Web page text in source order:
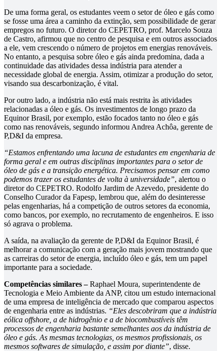
De uma forma geral, os estudantes veem o setor de óleo e gás como
se fosse uma área a caminho da extinção, sem possibilidade de gerar
empregos no futuro. O diretor do CEPETRO, prof. Marcelo Souza
de Castro, afirmou que no centro de pesquisa e em outros associados
a ele, vem crescendo o número de projetos em energias renováveis.
No entanto, a pesquisa sobre óleo e gás ainda predomina, dada a
continuidade das atividades dessa indústria para atender a
necessidade global de energia. Assim, otimizar a produção do setor,
visando sua descarbonização, é vital.
Por outro lado, a indústria não está mais restrita às atividades
relacionadas a óleo e gás. Os investimentos de longo prazo da
Equinor Brasil, por exemplo, estão focados tanto no óleo e gás
como nas renováveis, segundo informou Andrea Achôa, gerente de
P,D&I da empresa.
“Estamos enfrentando uma lacuna de estudantes em engenharia de
forma geral e em outras disciplinas importantes para o setor de
óleo de gás e a transição energética. Precisamos pensar em como
podemos trazer os estudantes de volta à universidade”, alertou o
diretor do CEPETRO. Rodolfo Jardim de Azevedo, presidente do
Conselho Curador da Fapesp, lembrou que, além do desinteresse
pelas engenharias, há a competição de outros setores da economia,
como bancos, por exemplo, no recrutamento de engenheiros. E isso
só agrava o problema.
A saída, na avaliação da gerente de P,D&I da Equinor Brasil, é
melhorar a comunicação com a geração mais jovem mostrando que
as carreiras do setor de energia, incluído óleo e gás, tem um papel
importante para a sociedade.
Competências similares –Raphael Moura, superintendente de
Tecnologia e Meio Ambiente da ANP, citou um estudo internacional
de uma empresa de inteligência de mercado que comparou aspectos
de engenharia entre as indústrias. “Eles descobriram que a indústria
eólica offshore, a de hidrogênio e a de biocombustíveis têm
processos de engenharia bastante semelhantes aos da indústria de
óleo e gás. As mesmas tecnologias, os mesmos profissionais, os
mesmos softwares de simulação, e assim por diante”, disse.